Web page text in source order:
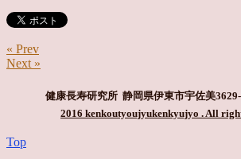
« Prev
Next »
健康長寿研究所 静岡県伊東市宇佐美
2016 kenkoutyoujyukenkyujyo . All
Top